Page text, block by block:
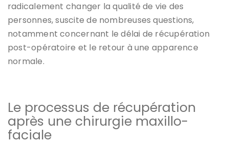
radicalement changer la qualité de vie des
personnes, suscite de nombreuses questions,
notamment concernant le délai de récupération
post-opératoire et le retour à une apparence
normale.
Le processus de récupération
après une chirurgie maxillo-
faciale